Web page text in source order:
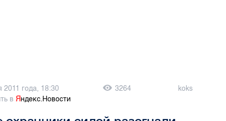
года, 18:30 3264
koks
вЯндекс.Новости